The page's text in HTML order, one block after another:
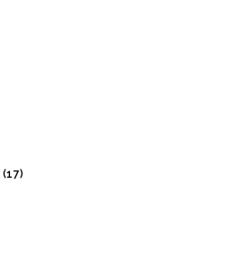
(17)